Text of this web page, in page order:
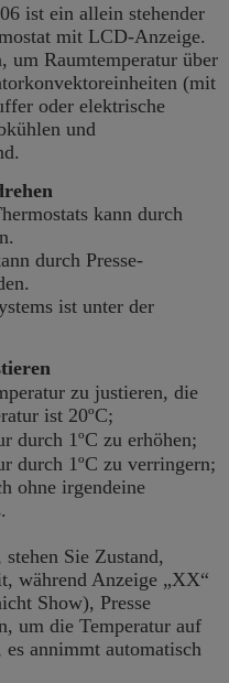
ist ein allein stehender
mit LCD-Anzeige.
um Raumtemperatur über
(mit
oder elektrische
und
kann durch
durch Presse-
ist unter der
zu justieren, die
ist 20ºC;
durch 1ºC zu erhöhen;
durch 1ºC zu verringern;
ohne irgendeine
Sie Zustand,
während Anzeige „XX“
Show), Presse
um die Temperatur auf
annimmt automatisch